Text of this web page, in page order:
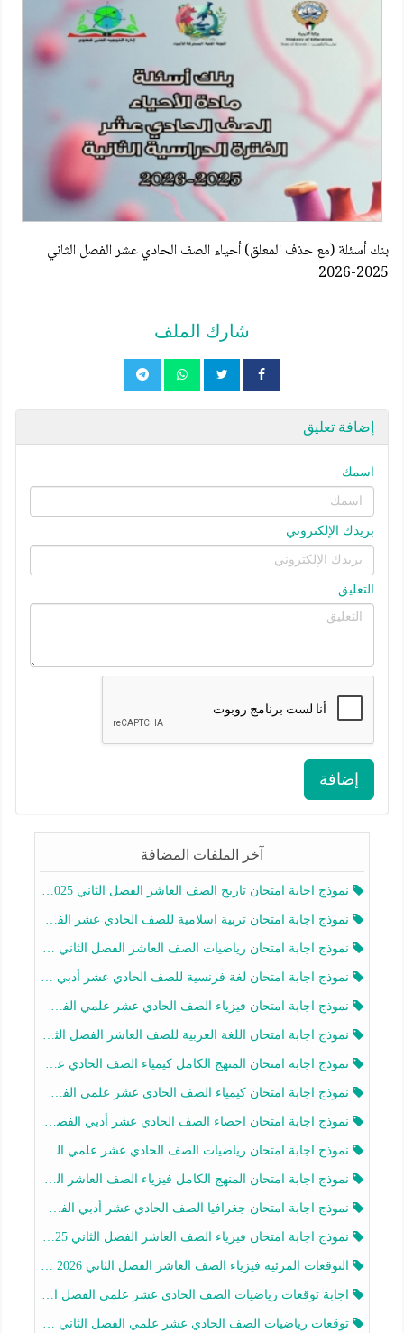
بنك أسئلة (مع حذف المعلق) أحياء الصف الحادي عشر الفصل الثاني
2025-2026
شارك الملف
إضافة تعليق
اسمك
بريدك الإلكتروني
التعليق
إضافة
آخر الملفات المضافة
نموذج اجابة امتحان تاريخ الصف العاشر الفصل الثاني 2025-2026
نموذج اجابة امتحان تربية اسلامية للصف الحادي عشر الفصل الثاني 2025-2026
نموذج اجابة امتحان رياضيات الصف العاشر الفصل الثاني 2025-2026
نموذج اجابة امتحان لغة فرنسية للصف الحادي عشر أدبي الفصل الثاني 2025-2026
نموذج اجابة امتحان فيزياء الصف الحادي عشر علمي الفصل الثاني 2025-2026
نموذج اجابة امتحان اللغة العربية للصف العاشر الفصل الثاني 2025-2026
نموذج اجابة امتحان المنهج الكامل كيمياء الصف الحادي عشر علمي الفصل الثاني 2025-2026
نموذج اجابة امتحان كيمياء الصف الحادي عشر علمي الفصل الثاني 2025-2026
نموذج اجابة امتحان احصاء الصف الحادي عشر أدبي الفصل الثاني 2025-2026
نموذج اجابة امتحان رياضيات الصف الحادي عشر علمي الفصل الثاني 2025-2026
نموذج اجابة امتحان المنهج الكامل فيزياء الصف العاشر الفصل الثاني 2025-2026
نموذج اجابة امتحان جغرافيا الصف الحادي عشر أدبي الفصل الثاني 2025-2026
نموذج اجابة امتحان فيزياء الصف العاشر الفصل الثاني 2025-2026
التوقعات المرئية فيزياء الصف العاشر الفصل الثاني 2026 أ هيثم الليثي
اجابة توقعات رياضيات الصف الحادي عشر علمي الفصل الثاني 2025-2026 أ عمرو فايز
توقعات رياضيات الصف الحادي عشر علمي الفصل الثاني 2025-2026 أ عمرو فايز